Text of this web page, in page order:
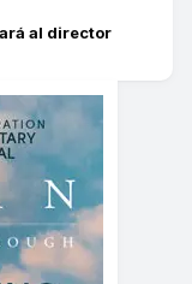
al director